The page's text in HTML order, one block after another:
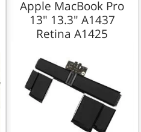
Apple MacBook Pro
13" 13.3" A1437
Retina A1425